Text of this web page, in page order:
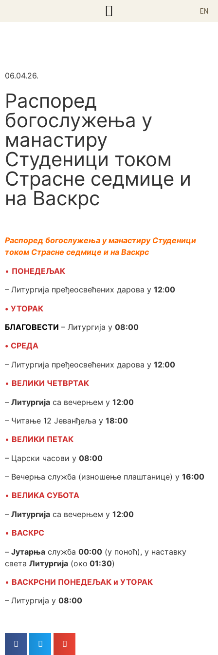
EN
06.04.26.
Распоред
богослужења у
манастиру
Студеници током
Страсне седмице и
на Васкрс
Распоред богослужења у манастиру Студеници
током Страсне седмице и на Васкрс
• ПОНЕДЕЉАК
– Литургија пређеосвећених дарова у 12:00
• УТОРАК
БЛАГОВЕСТИ – Литургија у 08:00
• СРЕДА
– Литургија пређеосвећених дарова у 12:00
• ВЕЛИКИ ЧЕТВРТАК
– Литургија са вечерњем у 12:00
– Читање 12 Јеванђеља у 18:00
• ВЕЛИКИ ПЕТАК
– Царски часови у 08:00
– Вечерња служба (изношење плаштанице) у 16:00
• ВЕЛИКА СУБОТА
– Литургија са вечерњем у 12:00
• ВАСКРС
– Јутарња служба 00:00 (у поноћ), у наставку
света Литургија (око 01:30)
• ВАСКРСНИ ПОНЕДЕЉАК и УТОРАК
– Литургија у 08:00